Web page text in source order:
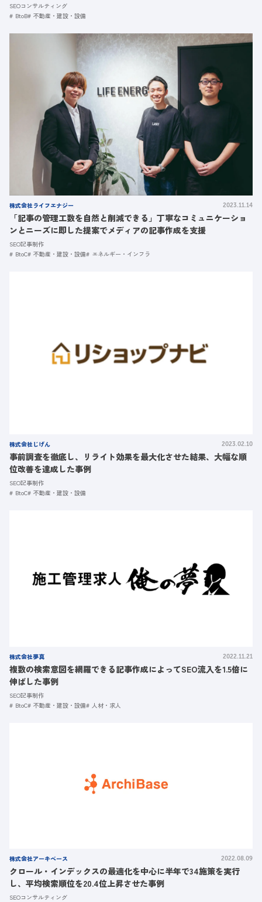
SEOコンサルティング
BtoB
不動産・建設・設備
株式会社ライフエナジー 2023.11.14
「記事の管理工数を自然と削減できる」丁寧なコミュニケーショ
ンとニーズに即した提案でメディアの記事作成を支援
SEO記事制作
BtoC
不動産・建設・設備 エネルギー・インフラ
株式会社じげん 2023.02.10
事前調査を徹底し、リライト効果を最大化させた結果、大幅な順
位改善を達成した事例
SEO記事制作
BtoC
不動産・建設・設備
株式会社夢真 2022.11.21
複数の検索意図を網羅できる記事作成によってSEO流入を1.5倍に
伸ばした事例
SEO記事制作
BtoC
不動産・建設・設備 人材・求人
株式会社アーキベース 2022.08.09
クロール・インデックスの最適化を中心に半年で34施策を実行
し、平均検索順位を20.4位上昇させた事例
SEOコンサルティング